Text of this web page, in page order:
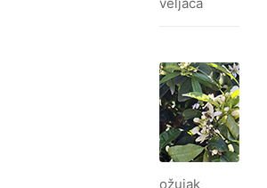
ožujak